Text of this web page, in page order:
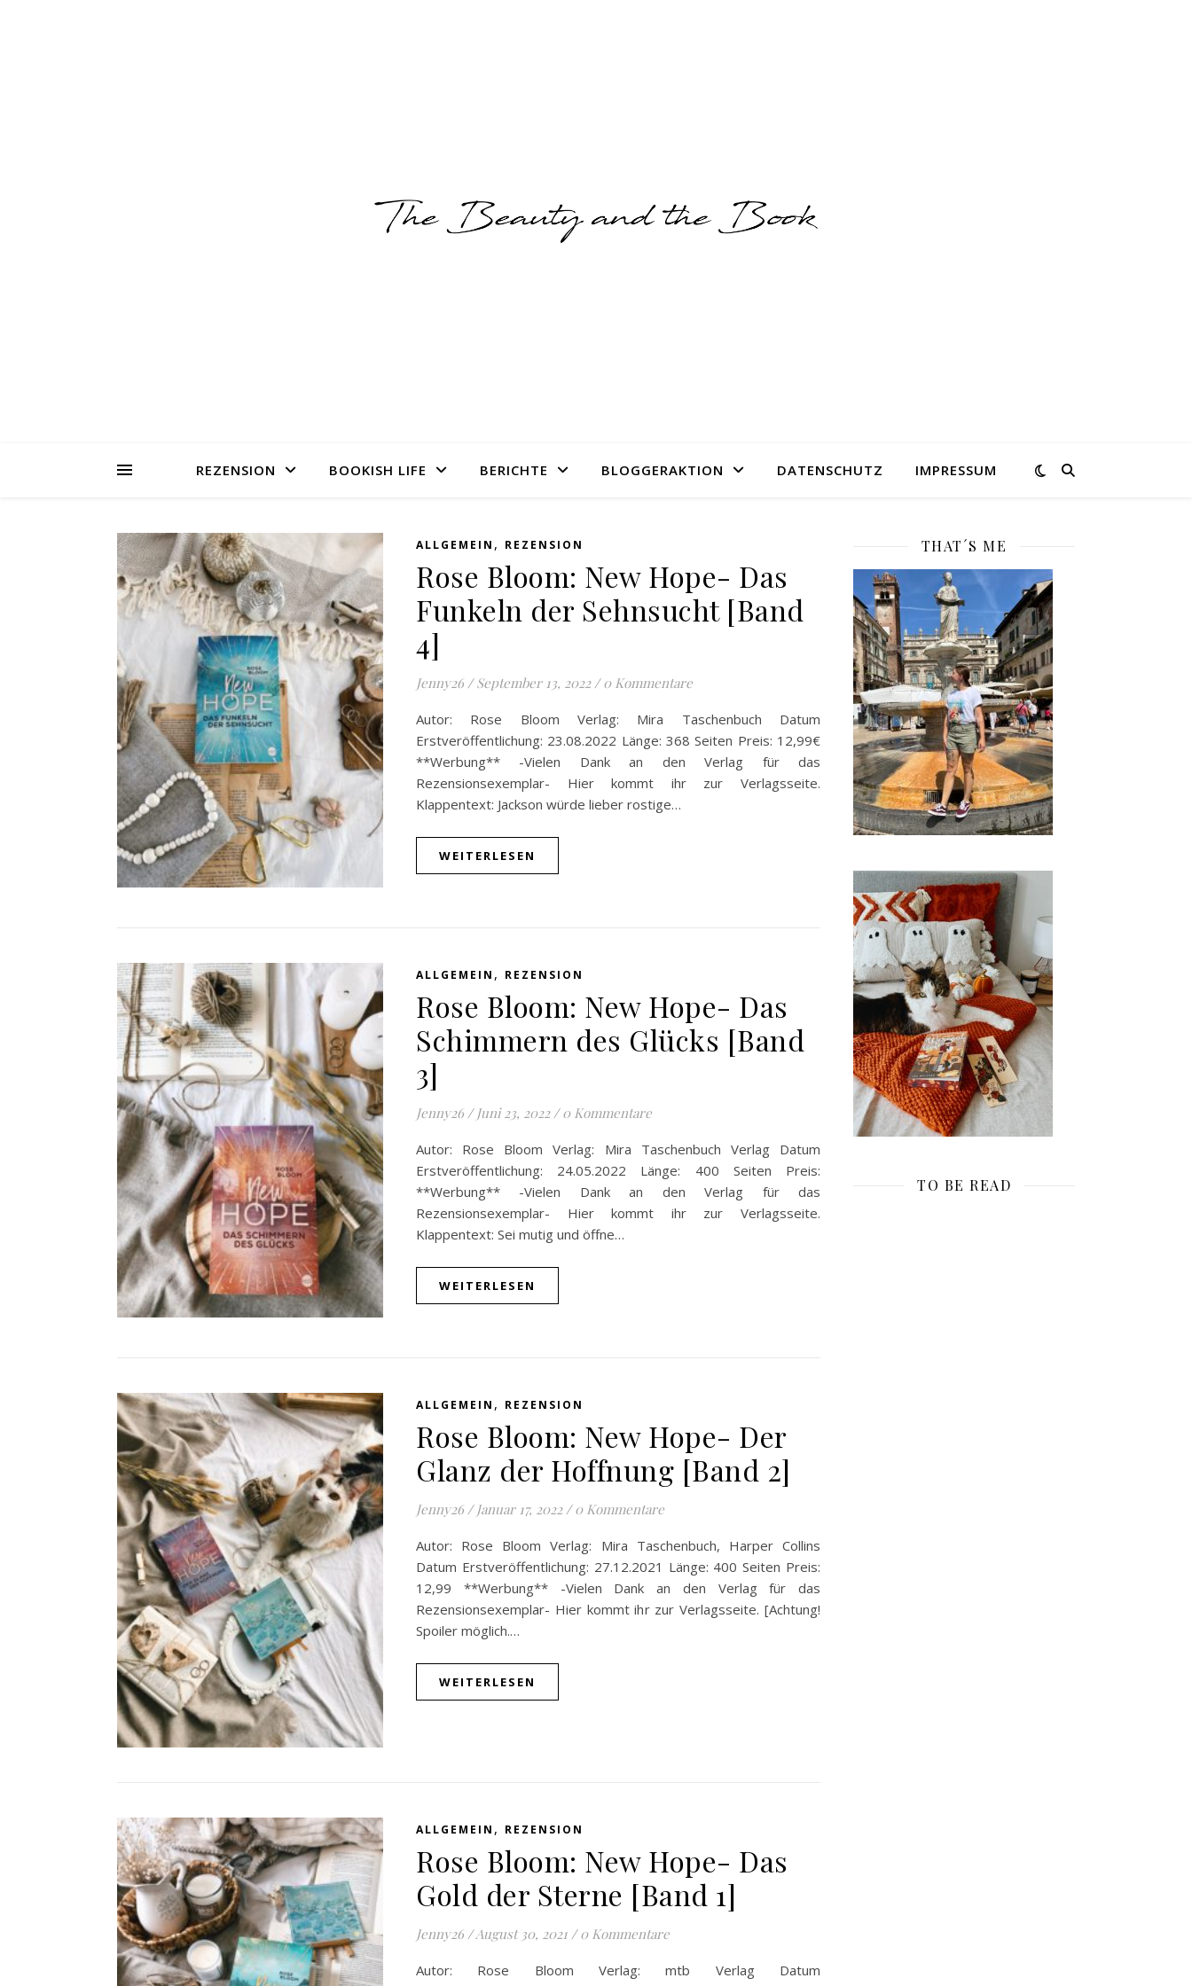
REZENSION BOOKISH LIFE BERICHTE BLOGGERAKTION DATENSCHUTZ IMPRESSUM
ALLGEMEIN , REZENSION
Rose Bloom: New Hope- Das
Funkeln der Sehnsucht [Band
4]
Jenny26 / September 13, 2022 / 0 Kommentare
Autor: Rose Bloom Verlag: Mira Taschenbuch Datum
Erstveröffentlichung: 23.08.2022 Länge: 368 Seiten Preis: 12,99€
**Werbung** -Vielen Dank an den Verlag für das
Rezensionsexemplar- Hier kommt ihr zur Verlagsseite.
Klappentext: Jackson würde lieber rostige…
WEITERLESEN
ALLGEMEIN , REZENSION
Rose Bloom: New Hope- Das
Schimmern des Glücks [Band
3]
Jenny26 / Juni 23, 2022 / 0 Kommentare
Autor: Rose Bloom Verlag: Mira Taschenbuch Verlag Datum
Erstveröffentlichung: 24.05.2022 Länge: 400 Seiten Preis:
**Werbung** -Vielen Dank an den Verlag für das
Rezensionsexemplar- Hier kommt ihr zur Verlagsseite.
Klappentext: Sei mutig und öffne…
WEITERLESEN
ALLGEMEIN , REZENSION
Rose Bloom: New Hope- Der
Glanz der Hoffnung [Band 2]
Jenny26 / Januar 17, 2022 / 0 Kommentare
Autor: Rose Bloom Verlag: Mira Taschenbuch, Harper Collins
Datum Erstveröffentlichung: 27.12.2021 Länge: 400 Seiten Preis:
12,99 **Werbung** -Vielen Dank an den Verlag für das
Rezensionsexemplar- Hier kommt ihr zur Verlagsseite. [Achtung!
Spoiler möglich.…
WEITERLESEN
ALLGEMEIN , REZENSION
Rose Bloom: New Hope- Das
Gold der Sterne [Band 1]
Jenny26 /August 30, 2021 / 0 Kommentare
Autor: Rose Bloom Verlag: mtb Verlag Datum
THAT´S ME
TO BE READ